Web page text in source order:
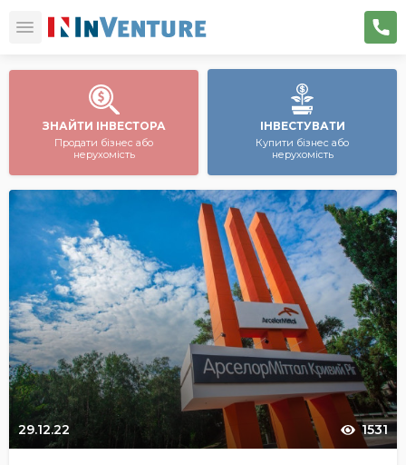
ЗНАЙТИ ІНВЕСТОРА
Продати бізнес або
нерухомість
ІНВЕСТУВАТИ
Купити бізнес або
нерухомість
29.12.22 1531